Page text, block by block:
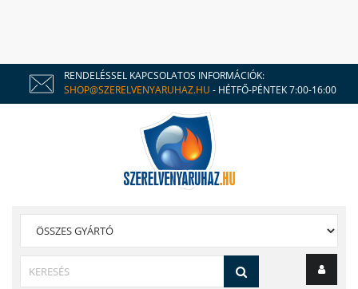
RENDELÉSSEL KAPCSOLATOS INFORMÁCIÓK:
SHOP@SZERELVENYARUHAZ.HU - HÉTFŐ-PÉNTEK 7:00-16:00